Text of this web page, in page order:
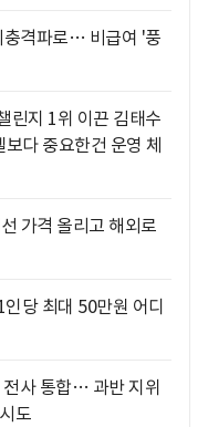
충격파로… 비급여 '풍
린지 1위 이끈 김태수
다 중요한건 운영 체
가격 올리고 해외로
당 최대 50만원 어디
사 통합… 과반 지위
도